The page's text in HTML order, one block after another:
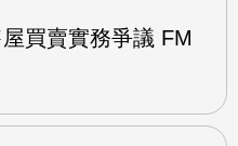
買賣實務爭議 FM